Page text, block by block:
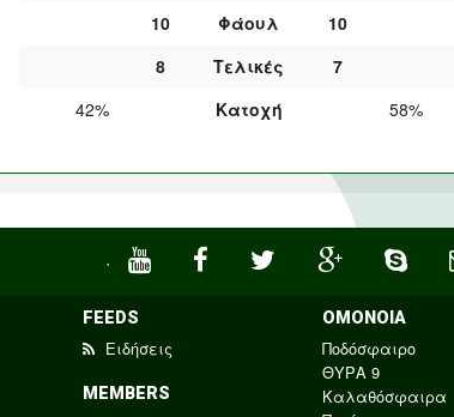
10
Φάουλ
10
8
Τελικές
7
42%
Κατοχή 58%
·
FEEDS
Ειδήσεις
MEMBERS
ΟΜΟΝΟΙΑ
Ποδόσφαιρο
ΘΥΡΑ 9
Καλαθόσφαιρα